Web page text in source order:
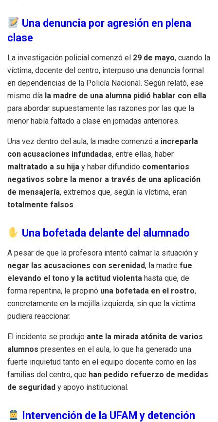
Una denuncia por agresión en plena
clase
La investigación policial comenzó el 29 de mayo, cuando la
víctima, docente del centro, interpuso una denuncia formal
en dependencias de la Policía Nacional. Según relató, ese
mismo día la madre de una alumna pidió hablar con ella
para abordar supuestamente las razones por las que la
menor había faltado a clase en jornadas anteriores.
Una vez dentro del aula, la madre comenzó a increparla
con acusaciones infundadas, entre ellas, haber
maltratado a su hija y haber difundido comentarios
negativos sobre la menor a través de una aplicación
de mensajería, extremos que, según la víctima, eran
totalmente falsos.
Una bofetada delante del alumnado
A pesar de que la profesora intentó calmar la situación y
negar las acusaciones con serenidad, la madre fue
elevando el tono y la actitud violenta hasta que, de
forma repentina, le propinó una bofetada en el rostro,
concretamente en la mejilla izquierda, sin que la víctima
pudiera reaccionar.
El incidente se produjo ante la mirada atónita de varios
alumnos presentes en el aula, lo que ha generado una
fuerte inquietud tanto en el equipo docente como en las
familias del centro, que han pedido refuerzo de medidas
de seguridad y apoyo institucional.
Intervención de la UFAM y detención